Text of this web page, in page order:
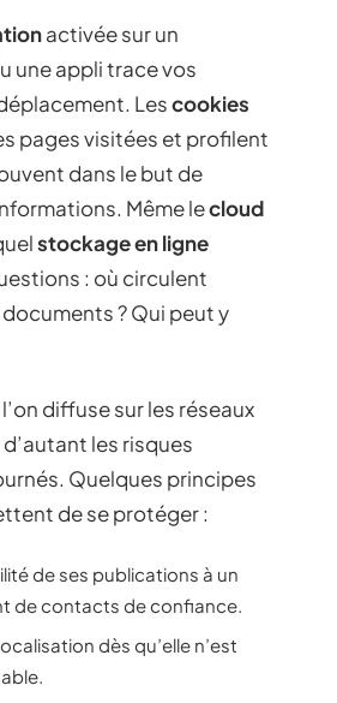
activée sur un
une appli trace vos
Lescookies
pages visitées et profilent
dans le but de
Même lecloud
stockage en ligne
: où circulent
? Qui peut y
diffuse sur les réseaux
les risques
Quelques principes
de se protéger :
de ses publications à un
de contacts de confiance.
dès qu’elle n’est